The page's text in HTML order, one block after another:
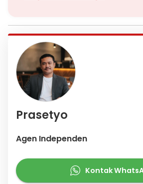
Prasetyo
Agen Independen
Kontak